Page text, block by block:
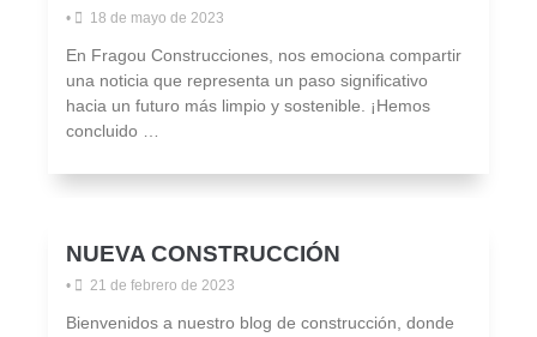
• 18 de mayo de 2023
En Fragou Construcciones, nos emociona compartir
una noticia que representa un paso significativo
hacia un futuro más limpio y sostenible. ¡Hemos
concluido …
NUEVA CONSTRUCCIÓN
• 21 de febrero de 2023
Bienvenidos a nuestro blog de construcción, donde